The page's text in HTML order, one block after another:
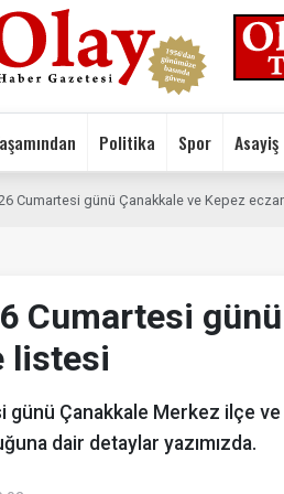
Politika Spor Asayiş
Cumartesi günü Çanakkale ve Kepez
Cumartesi
listesi
günü Çanakkale Merkez ilçe
dair detaylar yazımızda.